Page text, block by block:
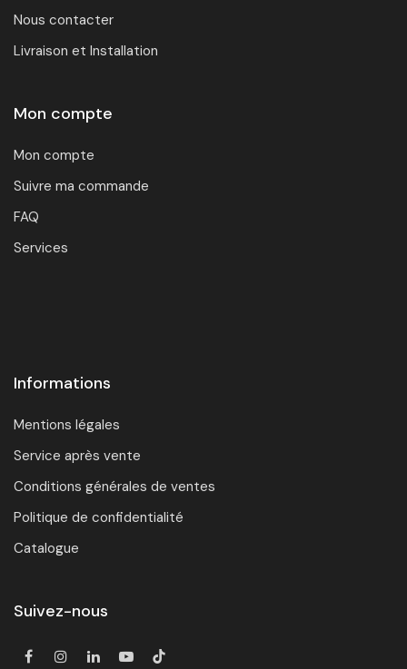
Nous contacter
Livraison et Installation
Mon compte
Mon compte
Suivre ma commande
FAQ
Services
Informations
Mentions légales
Service après vente
Conditions générales de ventes
Politique de confidentialité
Catalogue
Suivez-nous